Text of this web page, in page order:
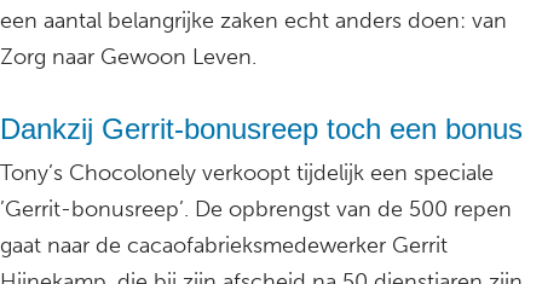
een aantal belangrijke zaken echt anders doen: van
Zorg naar Gewoon Leven.
Dankzij Gerrit-bonusreep toch een bonus
Tony’s Chocolonely verkoopt tijdelijk een speciale
’Gerrit-bonusreep’. De opbrengst van de 500 repen
gaat naar de cacaofabrieksmedewerker Gerrit